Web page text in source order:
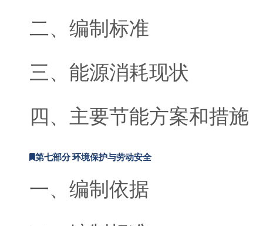
二、编制标准
三、能源消耗现状
四、主要节能方案和措施
第七部分 环境保护与劳动安全
一、编制依据